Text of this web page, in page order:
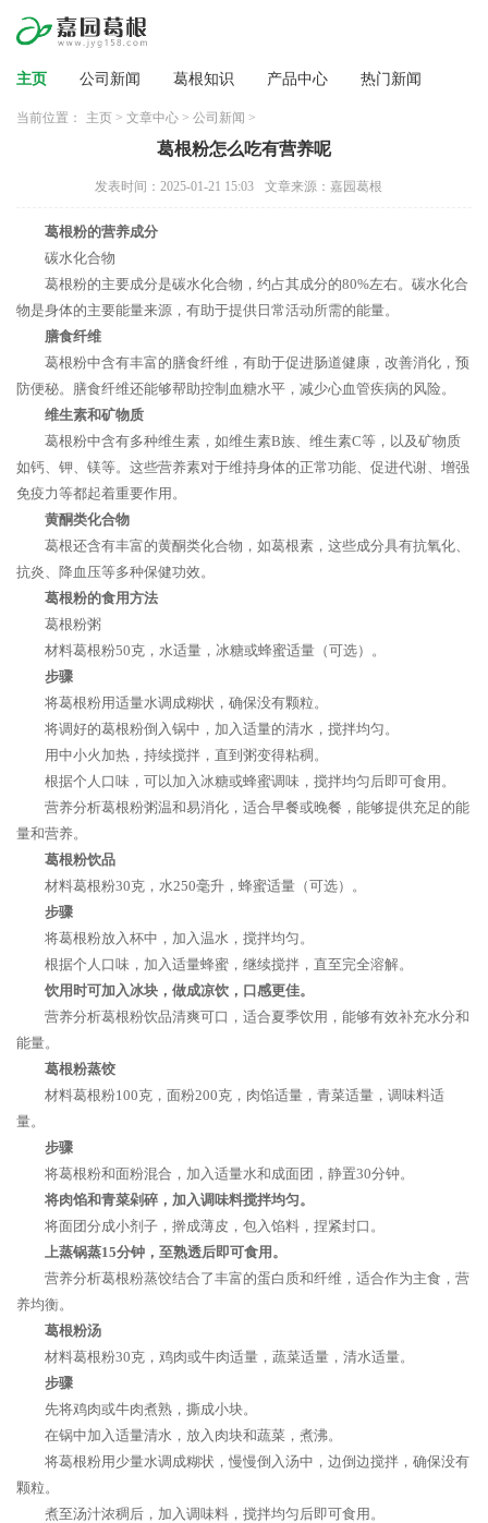
主页 公司新闻 葛根知识 产品中心 热门新闻
当前位置： 主页 > 文章中心 > 公司新闻 >
葛根粉怎么吃有营养呢
发表时间：2025-01-21 15:03 文章来源：嘉园葛根
葛根粉的营养成分
碳水化合物
葛根粉的主要成分是碳水化合物，约占其成分的80%左右。碳水化合
物是身体的主要能量来源，有助于提供日常活动所需的能量。
膳食纤维
葛根粉中含有丰富的膳食纤维，有助于促进肠道健康，改善消化，预
防便秘。膳食纤维还能够帮助控制血糖水平，减少心血管疾病的风险。
维生素和矿物质
葛根粉中含有多种维生素，如维生素B族、维生素C等，以及矿物质
如钙、钾、镁等。这些营养素对于维持身体的正常功能、促进代谢、增强
免疫力等都起着重要作用。
黄酮类化合物
葛根还含有丰富的黄酮类化合物，如葛根素，这些成分具有抗氧化、
抗炎、降血压等多种保健功效。
葛根粉的食用方法
葛根粉粥
材料葛根粉50克，水适量，冰糖或蜂蜜适量（可选）。
步骤
将葛根粉用适量水调成糊状，确保没有颗粒。
将调好的葛根粉倒入锅中，加入适量的清水，搅拌均匀。
用中小火加热，持续搅拌，直到粥变得粘稠。
根据个人口味，可以加入冰糖或蜂蜜调味，搅拌均匀后即可食用。
营养分析葛根粉粥温和易消化，适合早餐或晚餐，能够提供充足的能
量和营养。
葛根粉饮品
材料葛根粉30克，水250毫升，蜂蜜适量（可选）。
步骤
将葛根粉放入杯中，加入温水，搅拌均匀。
根据个人口味，加入适量蜂蜜，继续搅拌，直至完全溶解。
饮用时可加入冰块，做成凉饮，口感更佳。
营养分析葛根粉饮品清爽可口，适合夏季饮用，能够有效补充水分和
能量。
葛根粉蒸饺
材料葛根粉100克，面粉200克，肉馅适量，青菜适量，调味料适
量。
步骤
将葛根粉和面粉混合，加入适量水和成面团，静置30分钟。
将肉馅和青菜剁碎，加入调味料搅拌均匀。
将面团分成小剂子，擀成薄皮，包入馅料，捏紧封口。
上蒸锅蒸15分钟，至熟透后即可食用。
营养分析葛根粉蒸饺结合了丰富的蛋白质和纤维，适合作为主食，营
养均衡。
葛根粉汤
材料葛根粉30克，鸡肉或牛肉适量，蔬菜适量，清水适量。
步骤
先将鸡肉或牛肉煮熟，撕成小块。
在锅中加入适量清水，放入肉块和蔬菜，煮沸。
将葛根粉用少量水调成糊状，慢慢倒入汤中，边倒边搅拌，确保没有
颗粒。
煮至汤汁浓稠后，加入调味料，搅拌均匀后即可食用。